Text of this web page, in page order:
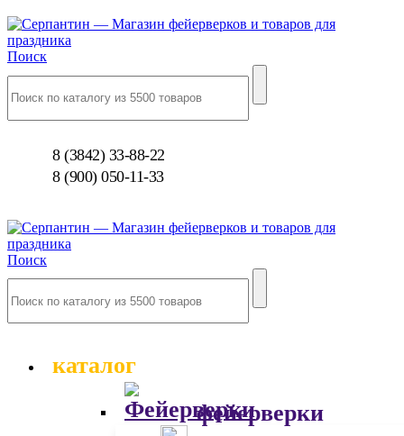
Поиск
8 (3842) 33-88-22
8 (900) 050-11-33
Поиск
каталог
фейерверки